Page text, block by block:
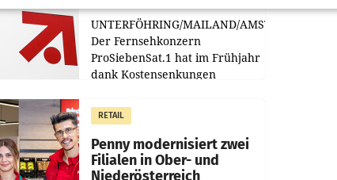
UNTERFÖHRING/MAILAND/AMSTERDAM.
Der Fernsehkonzern
ProSiebenSat.1 hat im Frühjahr
dank Kostensenkungen
gemacht und die
Markterwartung deutlich
übertroffen.
RETAIL
Penny modernisiert zwei
Filialen in Ober- und
Niederösterreich